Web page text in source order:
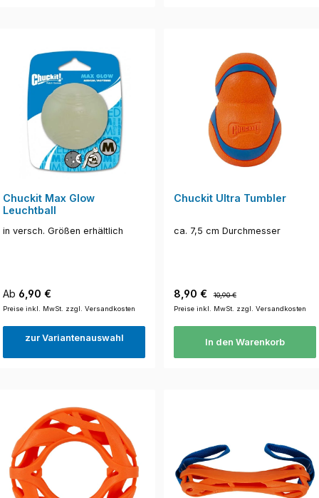
Chuckit Max Glow
Leuchtball
in versch. Größen erhältlich
Regulärer Preis:
Ab 6,90 €
Preise inkl. MwSt. zzgl. Versandkosten
zur Variantenauswahl
Chuckit Ultra Tumbler
ca. 7,5 cm Durchmesser
Verkaufspreis:
8,90 €
10,90 €
Preise inkl. MwSt. zzgl. Versandkosten
In den Warenkorb